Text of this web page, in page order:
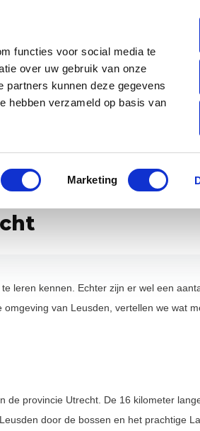
functies voor social media te
over uw gebruik van onze
kunnen deze gegevens
hebben verzameld op basis van
Marketing
Klanten
leren kennen. Echter zijn er wel een
van Leusden, vertellen we wat
provincie Utrecht. De 16 kilometer
door de bossen en het prachtige